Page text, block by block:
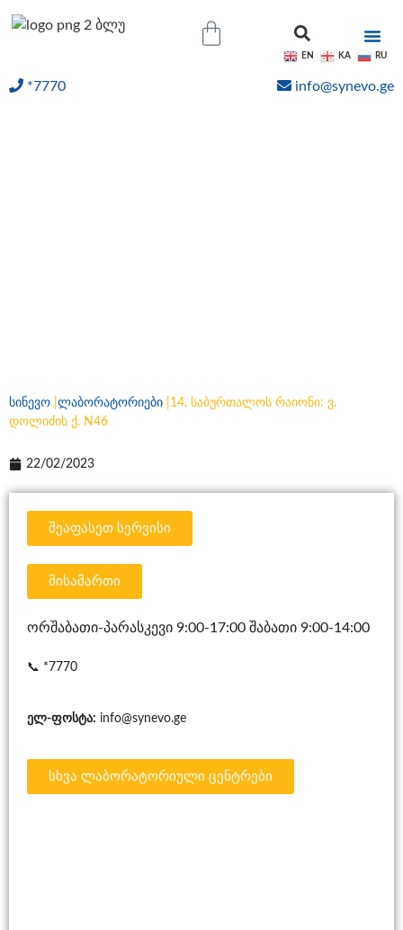
*7770 info@synevo.ge
სინევო ლაბორატორიები
14. საბურთალოს რაიონი: ვ.
დოლიძის ქ. N46
22/02/2023
შეაფასეთ სერვისი
მისამართი
ორშაბათი-პარასკევი 9:00-17:00 შაბათი 9:00-14:00
📞 *7770
ელ-ფოსტა: info@synevo.ge
სხვა ლაბორატორიული ცენტრები
EN KA RU